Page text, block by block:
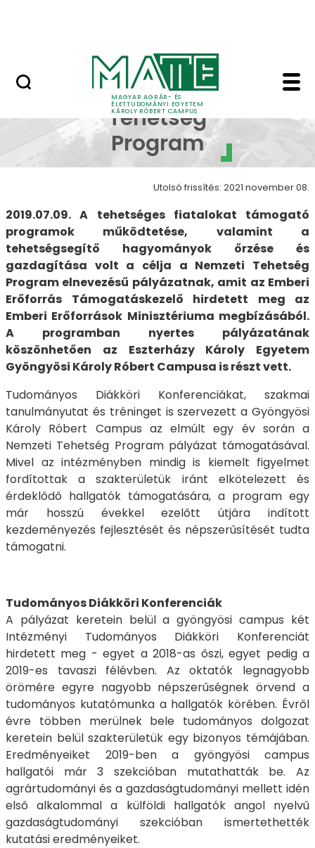
MAGYAR AGRÁR- ÉS
ÉLETTUDOMÁNYI EGYETEM
KÁROLY RÓBERT CAMPUS
Nemzeti Tehetség
Nemzeti
Tehetség
Program
Utolsó frissítés: 2021 november 08.
2019.07.09. A tehetséges fiatalokat támogató
programok működtetése, valamint a
tehetségsegítő hagyományok őrzése és
gazdagítása volt a célja a Nemzeti Tehetség
Program elnevezésű pályázatnak, amit az Emberi
Erőforrás Támogatáskezelő hirdetett meg az
Emberi Erőforrások Minisztériuma megbízásából.
A programban nyertes pályázatának
köszönhetően az Eszterházy Károly Egyetem
Gyöngyösi Károly Róbert Campusa is részt vett.
Tudományos Diákköri Konferenciákat, szakmai
tanulmányutat és tréninget is szervezett a Gyöngyösi
Károly Róbert Campus az elmúlt egy év során a
Nemzeti Tehetség Program pályázat támogatásával.
Mivel az intézményben mindig is kiemelt figyelmet
fordítottak a szakterületük iránt elkötelezett és
érdeklődő hallgatók támogatására, a program egy
már hosszú évekkel ezelőtt útjára indított
kezdeményezés fejlesztését és népszerűsítését tudta
támogatni.
Tudományos Diákköri Konferenciák
A pályázat keretein belül a gyöngyösi campus két
Intézményi Tudományos Diákköri Konferenciát
hirdetett meg - egyet a 2018-as őszi, egyet pedig a
2019-es tavaszi félévben. Az oktatók legnagyobb
örömére egyre nagyobb népszerűségnek örvend a
tudományos kutatómunka a hallgatók körében. Évről
évre többen merülnek bele tudományos dolgozat
keretein belül szakterületük egy bizonyos témájában.
Eredményeiket 2019-ben a gyöngyösi campus
hallgatói már 3 szekcióban mutathatták be. Az
agrártudományi és a gazdaságtudományi mellett idén
első alkalommal a külföldi hallgatók angol nyelvű
gazdaságtudományi szekcióban ismertethették
kutatási eredményeiket.